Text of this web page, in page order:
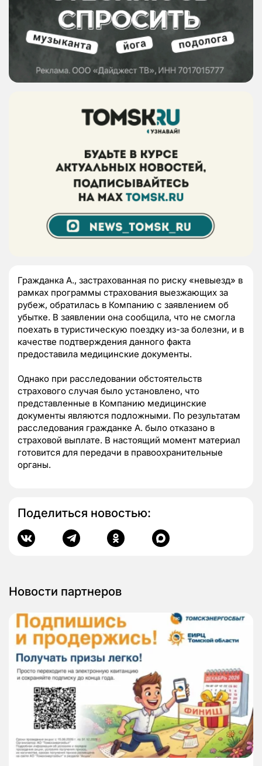
Гражданка А., застрахованная по риску «невыезд» в
рамках программы страхования выезжающих за
рубеж, обратилась в Компанию с заявлением об
убытке. В заявлении она сообщила, что не смогла
поехать в туристическую поездку из-за болезни, и в
качестве подтверждения данного факта
предоставила медицинские документы.
Однако при расследовании обстоятельств
страхового случая было установлено, что
представленные в Компанию медицинские
документы являются подложными. По результатам
расследования гражданке А. было отказано в
страховой выплате. В настоящий момент материал
готовится для передачи в правоохранительные
органы.
Поделиться новостью:
Новости партнеров